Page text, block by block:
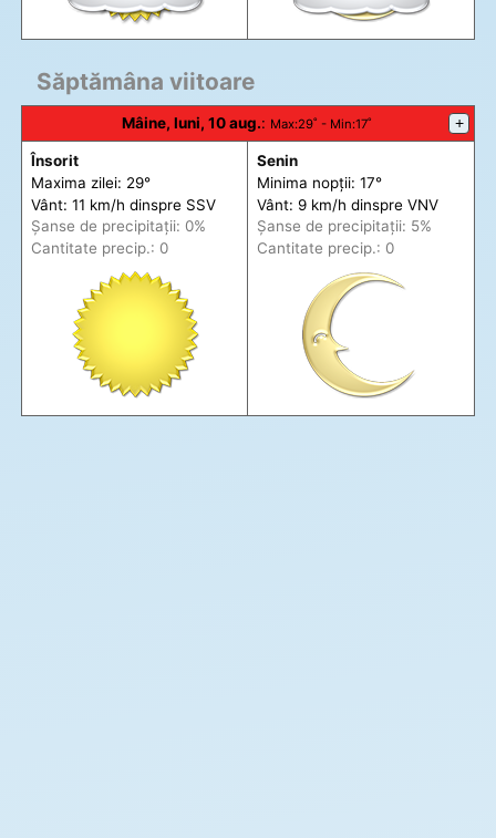
Săptămâna viitoare
Mâine, luni, 10 aug.: Max:29˚ - Min:17˚ +
Însorit
Maxima zilei: 29°
Vânt: 11 km/h dinspre SSV
Șanse de precipitații: 0%
Cantitate precip.: 0
Senin
Minima nopții: 17°
Vânt: 9 km/h dinspre VNV
Șanse de precipitații: 5%
Cantitate precip.: 0